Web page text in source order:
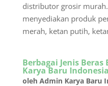
distributor grosir
menyediakan produk
merah, ketan putih,
Berbagai Jenis
Karya Baru Indonesia
oleh Admin Karya Baru